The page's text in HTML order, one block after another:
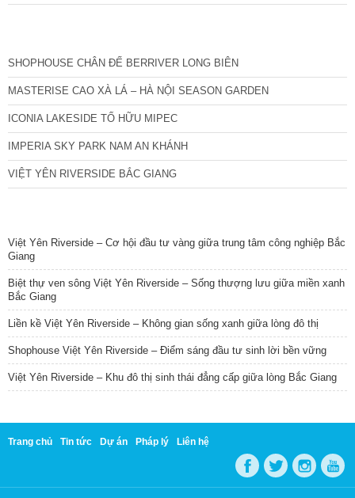
SHOPHOUSE CHÂN ĐẾ BERRIVER LONG BIÊN
MASTERISE CAO XÀ LÁ – HÀ NỘI SEASON GARDEN
ICONIA LAKESIDE TỐ HỮU MIPEC
IMPERIA SKY PARK NAM AN KHÁNH
VIỆT YÊN RIVERSIDE BẮC GIANG
Việt Yên Riverside – Cơ hội đầu tư vàng giữa trung tâm công nghiệp Bắc
Giang
Biệt thự ven sông Việt Yên Riverside – Sống thượng lưu giữa miền xanh
Bắc Giang
Liền kề Việt Yên Riverside – Không gian sống xanh giữa lòng đô thị
Shophouse Việt Yên Riverside – Điểm sáng đầu tư sinh lời bền vững
Việt Yên Riverside – Khu đô thị sinh thái đẳng cấp giữa lòng Bắc Giang
Trang chủ Tin tức Dự án Pháp lý Liên hệ